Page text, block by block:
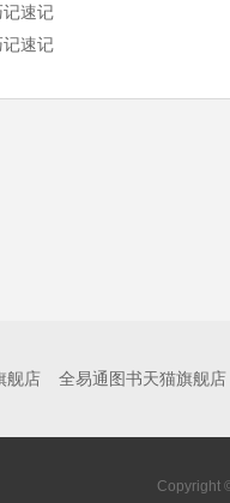
速记
速记
舰店 全易通图书天猫旗舰店
Copyright